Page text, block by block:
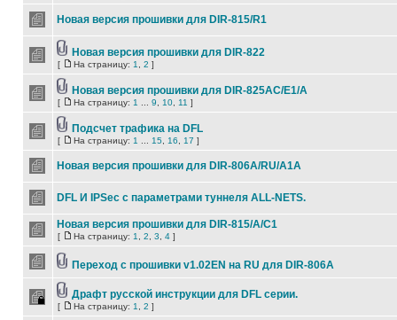
Новая версия прошивки для DIR-815/R1
Новая версия прошивки для DIR-822
[ На страницу: 1 2 ]
Новая версия прошивки для DIR-825AC/E1/A
[ На страницу: 1 9 10 11 ]
Подсчет трафика на DFL
[ На страницу: 1 15 16 17 ]
Новая версия прошивки для DIR-806A/RU/A1A
DFL И IPSec c параметрами туннеля ALL-NETS.
Новая версия прошивки для DIR-815/A/C1
[ На страницу: 1 2 3 4 ]
Переход с прошивки v1.02EN на RU для DIR-806A
Драфт русской инструкции для DFL серии.
[ На страницу: 1 2 ]